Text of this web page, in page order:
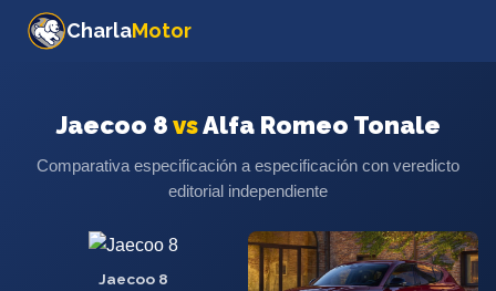
CharlaMotor
Jaecoo 8vsAlfa Romeo Tonale
Comparativa especificación a especificación con veredicto
editorial independiente
Jaecoo 8